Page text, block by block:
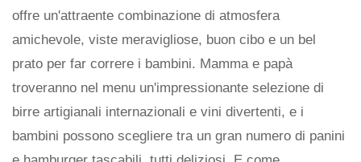
offre un'attraente combinazione di atmosfera
amichevole, viste meravigliose, buon cibo e un bel
prato per far correre i bambini. Mamma e papà
troveranno nel menu un'impressionante selezione di
birre artigianali internazionali e vini divertenti, e i
bambini possono scegliere tra un gran numero di panini